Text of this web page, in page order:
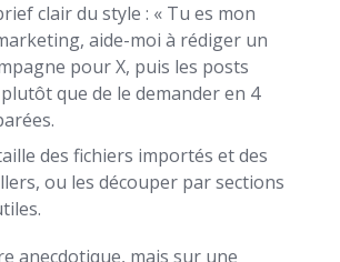
clair du style : « Tu es mon
aide-moi à rédiger un
pour X, puis les posts
que de le demander en 4
des fichiers importés et des
ou les découper par sections
anecdotique, mais sur une